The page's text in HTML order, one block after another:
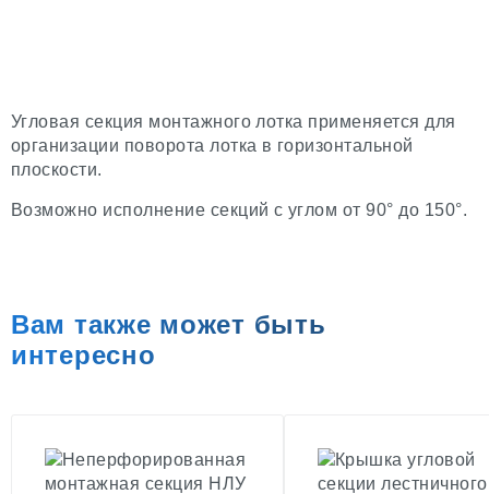
Угловая секция монтажного лотка применяется для
организации поворота лотка в горизонтальной
плоскости.
Возможно исполнение секций c углом от 90° до 150°.
Вам также может быть
интересно